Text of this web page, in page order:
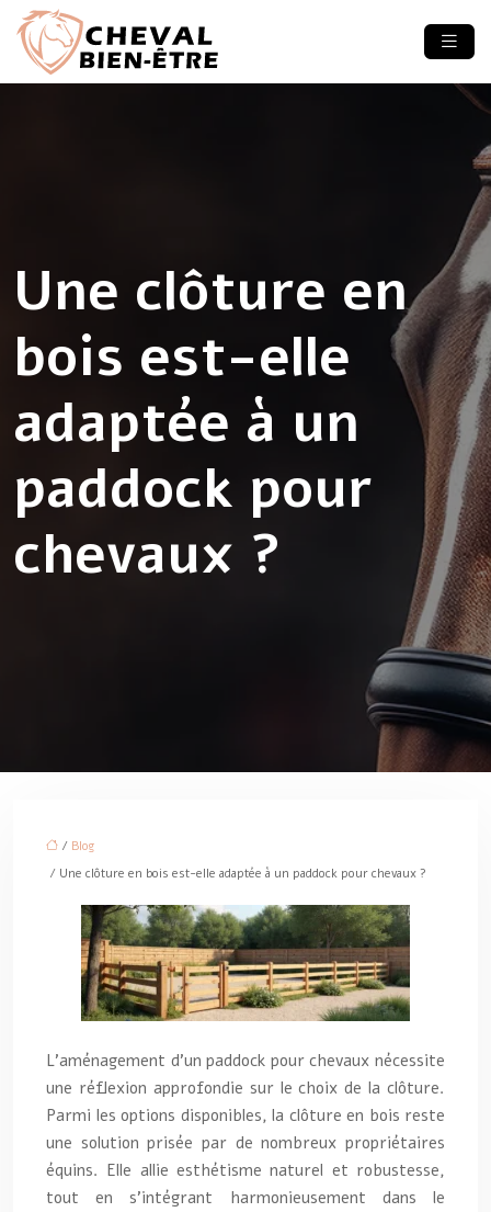
Une clôture en
bois est-elle
adaptée à un
paddock pour
chevaux ?
/ Blog
/ Une clôture en bois est-elle adaptée à un paddock pour chevaux ?
L’aménagement d’un paddock pour chevaux nécessite
une réflexion approfondie sur le choix de la clôture.
Parmi les options disponibles, la clôture en bois reste
une solution prisée par de nombreux propriétaires
équins. Elle allie esthétisme naturel et robustesse,
tout en s’intégrant harmonieusement dans le